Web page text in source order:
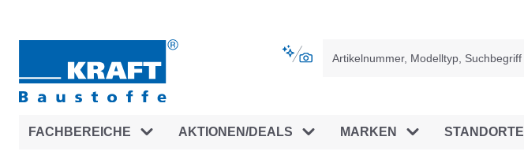
FACHBEREICHE AKTIONEN/DEALS MARKEN STANDORTE